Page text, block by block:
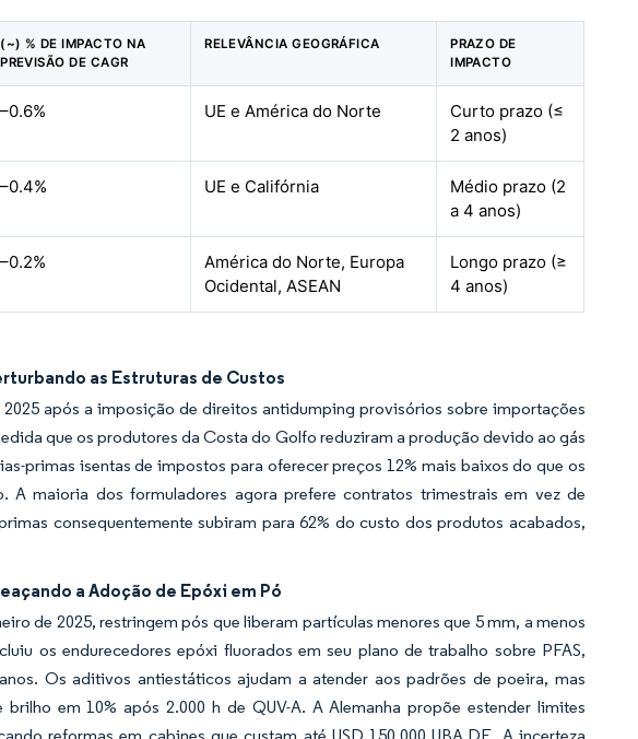
(~) % DE IMPACTO NA
PREVISÃO DE CAGR
RELEVÂNCIA GEOGRÁFICA
PRAZO DE
IMPACTO
–0.6% UE e América do Norte
Curto prazo (≤
2 anos)
–0.4% UE e Califórnia
Médio prazo (2
a 4 anos)
–0.2%
América do Norte, Europa
Ocidental, ASEAN
Longo prazo (≥
4 anos)
as Estruturas de Custos
após a imposição de direitos antidumping provisórios sobre importações
que os produtores da Costa do Golfo reduziram a produção devido ao gás
primas isentas de impostos para oferecer preços 12% mais baixos do que os
A maioria dos formuladores agora prefere contratos trimestrais em vez de
consequentemente subiram para 62% do custo dos produtos acabados,
a Adoção de Epóxi em Pó
de 2025, restringem pós que liberam partículas menores que 5 mm, a menos
os endurecedores epóxi fluorados em seu plano de trabalho sobre PFAS,
Os aditivos antiestáticos ajudam a atender aos padrões de poeira, mas
em 10% após 2.000 h de QUV-A. A Alemanha propõe estender limites